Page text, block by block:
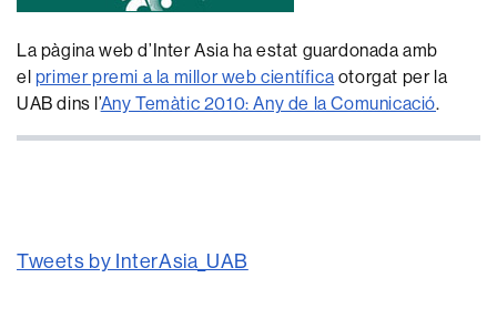
La pàgina web d’Inter Asia ha estat guardonada amb
el primer premi a la millor web científica otorgat per la
UAB dins l’Any Temàtic 2010: Any de la Comunicació.
Tweets by InterAsia_UAB